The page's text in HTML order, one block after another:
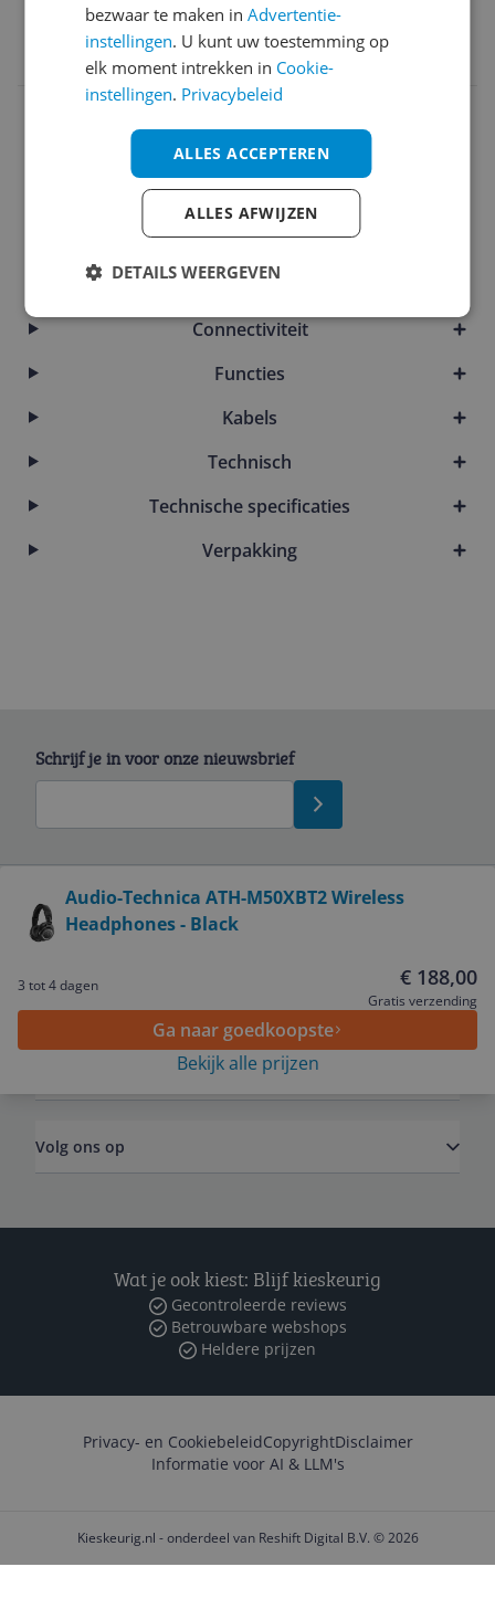
4961310156183
Aansluitingen
Algemeen
Algemene kenmerken
Audio
Batterij
Connectiviteit
Functies
Kabels
Technisch
Technische specificaties
Verpakking
Audio-Technica ATH-M50XBT2 Wireless
Headphones - Black
3 tot 4 dagen € 188,00
Gratis verzending
Ga naar goedkoopste
Bekijk alle prijzen
Schrijf je in voor onze nieuwsbrief
Service
Algemeen
Volg ons op
Wat je ook kiest: Blijf kieskeurig
Gecontroleerde reviews
Betrouwbare webshops
Heldere prijzen
Privacy- en CookiebeleidCopyrightDisclaimer
Informatie voor AI & LLM's
Kieskeurig.nl - onderdeel van Reshift Digital B.V. © 2026
bezwaar te maken inAdvertentie-
instellingen. U kunt uw toestemming op
elk moment intrekken in Cookie-
instellingen. Privacybeleid
ALLES ACCEPTEREN
ALLES AFWIJZEN
DETAILS WEERGEVEN